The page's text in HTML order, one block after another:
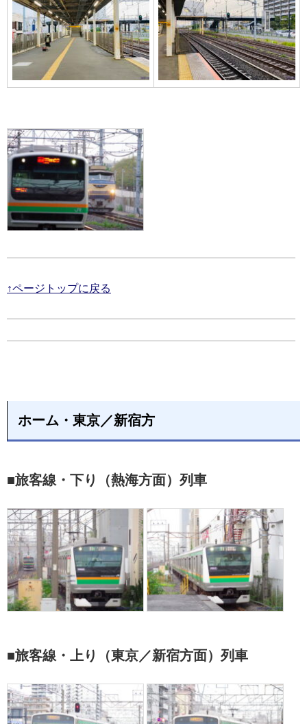
↑ページトップに戻る
ホーム・東京／新宿方
■旅客線・下り（熱海方面）列車
■旅客線・上り（東京／新宿方面）列車